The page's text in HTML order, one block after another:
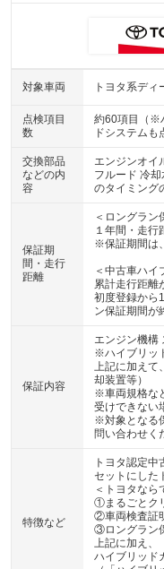
対象車両 トヨタ系デ
点検項目
数
約60項目（※
ドシステムも
交換部品
などの内
容
エンジンオイ
フルード 冷
のタイミング
保証期
間・走行
距離
＜ロングラン
１年間・走行
※保証期間は
＜中古車ハイ
累計走行距離
初度登録から
ン保証期間が
保証内容
エンジン機構
※ハイブリッ
上記に加えて
却装置等）
※車両規格な
受けできない
※対象となる
問い合わせく
特徴など
トヨタ認定
セットにした
＜トヨタなら
①まるごとク
②車両検査証
③ロングラン
上記に加え、
ハイブリッド